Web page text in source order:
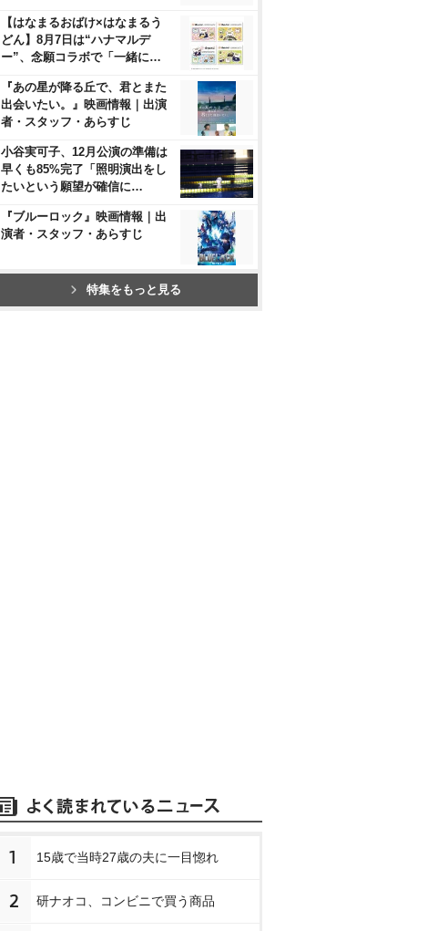
【はなまるおばけ×はなまるう
どん】8月7日は“ハナマルデ
ー”、念願コラボで「一緒に…
『あの星が降る丘で、君とまた
出会いたい。』映画情報｜出演
者・スタッフ・あらすじ
小谷実可子、12月公演の準備は
早くも85%完了「照明演出をし
たいという願望が確信に…
『ブルーロック』映画情報｜出
演者・スタッフ・あらすじ
特集をもっと見る
1 15歳で当時27歳の夫に一目惚れ
2 研ナオコ、コンビニで買う商品